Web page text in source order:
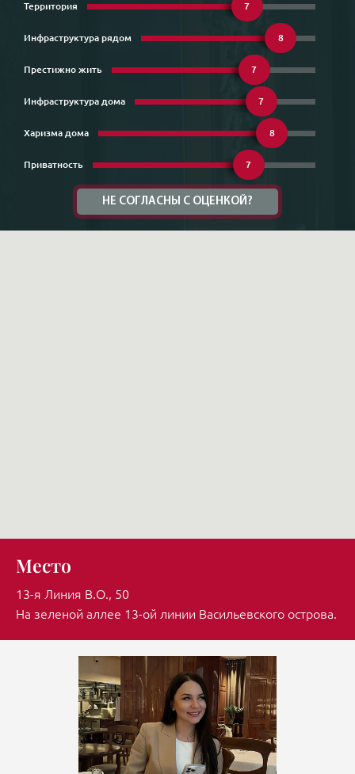
Территория 7
Инфраструктура рядом 8
Престижно жить 7
Инфраструктура дома 7
Харизма дома 8
Приватность 7
НЕ СОГЛАСНЫ С ОЦЕНКОЙ?
Место
13-я Линия В.О., 50
На зеленой аллее 13-ой линии Васильевского острова.